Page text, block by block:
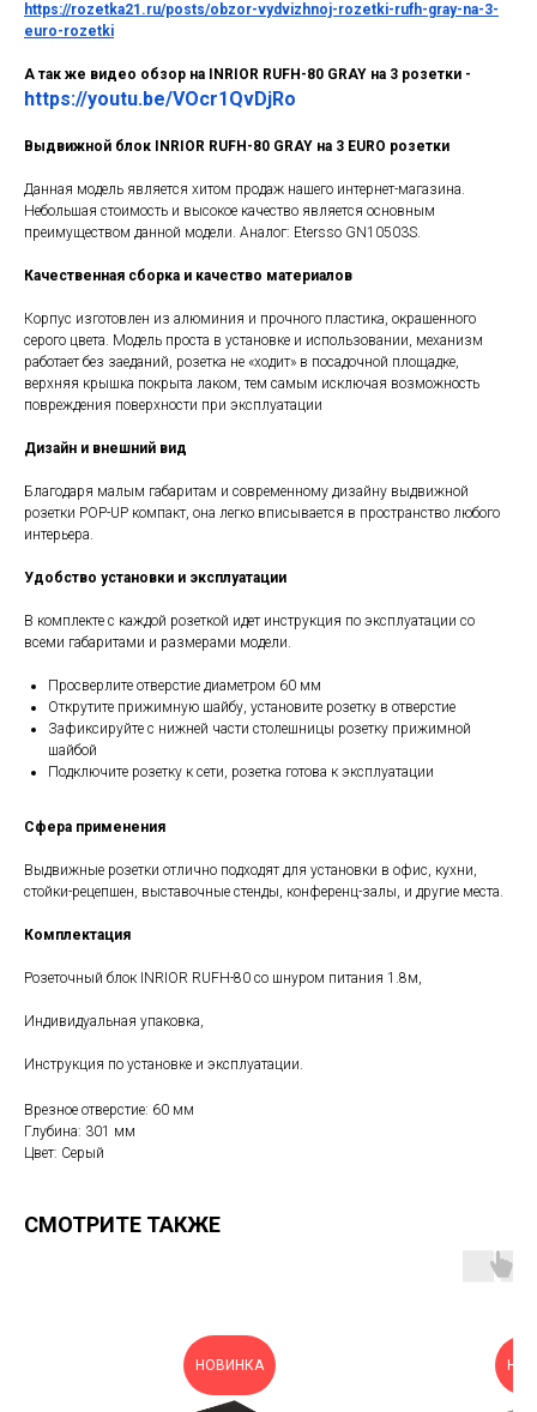
https://rozetka21.ru/posts/obzor-vydvizhnoj-rozetki-rufh-gray-na-3-
euro-rozetki
А так же видео обзор на INRIOR RUFH-80 GRAY на 3 розетки -
https://youtu.be/VOcr1QvDjRo
Выдвижной блок INRIOR RUFH-80 GRAY на 3 EURO розетки
Данная модель является хитом продаж нашего интернет-магазина.
Небольшая стоимость и высокое качество является основным
преимуществом данной модели. Аналог: Etersso GN10503S.
Качественная сборка и качество материалов
Корпус изготовлен из алюминия и прочного пластика, окрашенного
серого цвета. Модель проста в установке и использовании, механизм
работает без заеданий, розетка не «ходит» в посадочной площадке,
верхняя крышка покрыта лаком, тем самым исключая возможность
повреждения поверхности при эксплуатации
Дизайн и внешний вид
Благодаря малым габаритам и современному дизайну выдвижной
розетки POP-UP компакт, она легко вписывается в пространство любого
интерьера.
Удобство установки и эксплуатации
В комплекте с каждой розеткой идет инструкция по эксплуатации со
всеми габаритами и размерами модели.
Просверлите отверстие диаметром 60 мм
Открутите прижимную шайбу, установите розетку в отверстие
Зафиксируйте с нижней части столешницы розетку прижимной
шайбой
Подключите розетку к сети, розетка готова к эксплуатации
Сфера применения
Выдвижные розетки отлично подходят для установки в офис, кухни,
стойки-рецепшен, выставочные стенды, конференц-залы, и другие места.
Комплектация
Розеточный блок INRIOR RUFH-80 со шнуром питания 1.8м,
Индивидуальная упаковка,
Инструкция по установке и эксплуатации.
Врезное отверстие: 60 мм
Глубина: 301 мм
Цвет: Серый
СМОТРИТЕ ТАКЖЕ
НОВИНКА